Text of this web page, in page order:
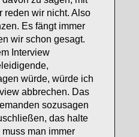
reden wir nicht. Also
Es fängt immer
wir schon gesagt.
Interview
würde, würde ich
abbrechen. Das
sozusagen
das halte
man immer